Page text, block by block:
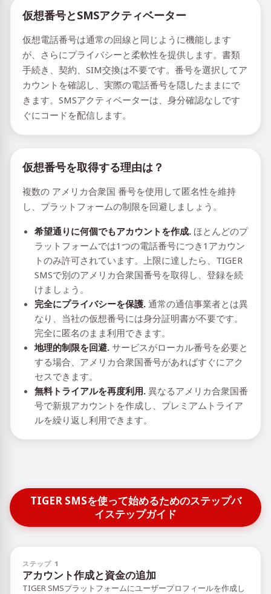
仮想番号とSMSアクティベーター
仮想電話番号は通常の回線と同じように機能します
が、さらにプライバシーと柔軟性を提供します。書類
手続き、契約、SIM交換は不要です。番号を選択してア
カウントを確認し、実際の電話番号を隠したままにで
きます。SMSアクティベーターは、身分確認なしです
ぐにコードを配信します。
仮想番号を取得する理由は？
複数の アメリカ合衆国 番号を使用して匿名性を維持
し、プラットフォームの制限を回避しましょう。
希望通りに何個でもアカウントを作成. ほとんどのプ
ラットフォームでは1つの電話番号につき1アカウン
トのみ許可されています。上限に達したら、TIGER
SMSで別のアメリカ合衆国番号を取得し、登録を続
けましょう。
完全にプライバシーを保護. 通常の通信事業者とは異
なり、当社の仮想番号には身分証明書が不要です。
完全に匿名のまま利用できます。
地理的制限を回避. サービスがローカル番号を必要と
する場合、アメリカ合衆国番号があればすぐにアク
セスできます。
無料トライアルを再度利用. 異なるアメリカ合衆国番
号で新規アカウントを作成し、プレミアムトライア
ルを繰り返し利用できます。
TIGER SMSを使って始めるためのステップバ
イステップガイド
ステップ 1
アカウント作成と資金の追加
TIGER SMSプラットフォームにユーザープロフィールを作成し